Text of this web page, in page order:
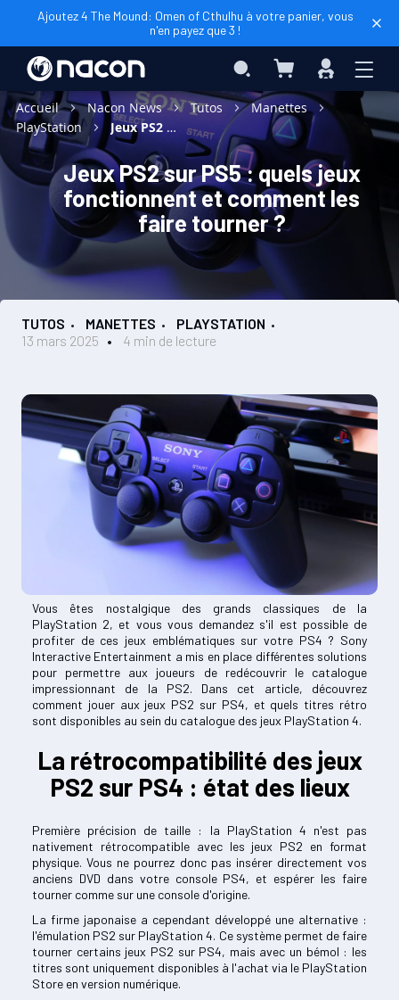
Ajoutez 4 The Mound: Omen of Cthulhu à votre panier, vous
n'en payez que 3 !
RechercherMon panierConnexion
Accueil Nacon News Tutos
Manettes
PlayStation
Jeux PS2 sur PS5 : quels jeux fonctionnent et comment les faire tourner ?
Jeux PS2 sur PS5 : quels jeux
fonctionnent et comment les
faire tourner ?
TUTOS MANETTES
PLAYSTATION
13 mars 2025
4 min de lecture
Vous êtes nostalgique des grands classiques de la
PlayStation 2, et vous vous demandez s'il est possible de
profiter de ces jeux emblématiques sur votre PS4 ? Sony
Interactive Entertainment a mis en place différentes solutions
pour permettre aux joueurs de redécouvrir le catalogue
impressionnant de la PS2. Dans cet article, découvrez
comment jouer aux jeux PS2 sur PS4, et quels titres rétro
sont disponibles au sein du catalogue des jeux PlayStation 4.
La rétrocompatibilité des jeux
PS2 sur PS4 : état des lieux
Première précision de taille : la PlayStation 4 n'est pas
nativement rétrocompatible avec les jeux PS2 en format
physique. Vous ne pourrez donc pas insérer directement vos
anciens DVD dans votre console PS4, et espérer les faire
tourner comme sur une console d'origine.
La firme japonaise a cependant développé une alternative :
l'émulation PS2 sur PlayStation 4. Ce système permet de faire
tourner certains jeux PS2 sur PS4, mais avec un bémol : les
titres sont uniquement disponibles à l'achat via le PlayStation
Store en version numérique.